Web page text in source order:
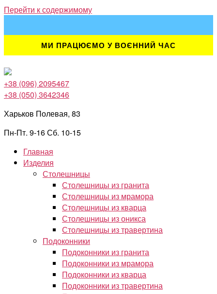
Перейти к содержимому
МИ ПРАЦЮЄМО У ВОЄННИЙ ЧАС
+38 (096) 2095467
+38 (050) 3642346
Харьков Полевая, 83
Пн-Пт. 9-16 Сб. 10-15
Главная
Изделия
Столешницы
Столешницы из гранита
Столешницы из мрамора
Столешницы из кварца
Столешницы из оникса
Столешницы из травертина
Подоконники
Подоконники из гранита
Подоконники из мрамора
Подоконники из кварца
Подоконники из травертина